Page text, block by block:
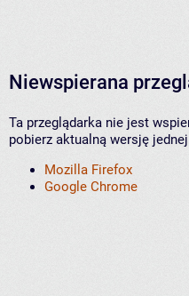
Niewspierana
Ta przeglądarka nie jest
pobierz aktualną wersję
Mozilla Firefox
Google Chrome